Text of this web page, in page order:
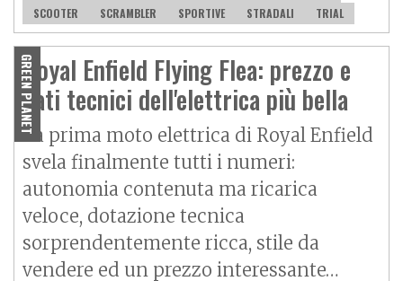
SCOOTER SCRAMBLER SPORTIVE STRADALI TRIAL
GREEN PLANET
Royal Enfield Flying Flea: prezzo e
dati tecnici dell'elettrica più bella
La prima moto elettrica di Royal Enfield
svela finalmente tutti i numeri:
autonomia contenuta ma ricarica
veloce, dotazione tecnica
sorprendentemente ricca, stile da
vendere ed un prezzo interessante…